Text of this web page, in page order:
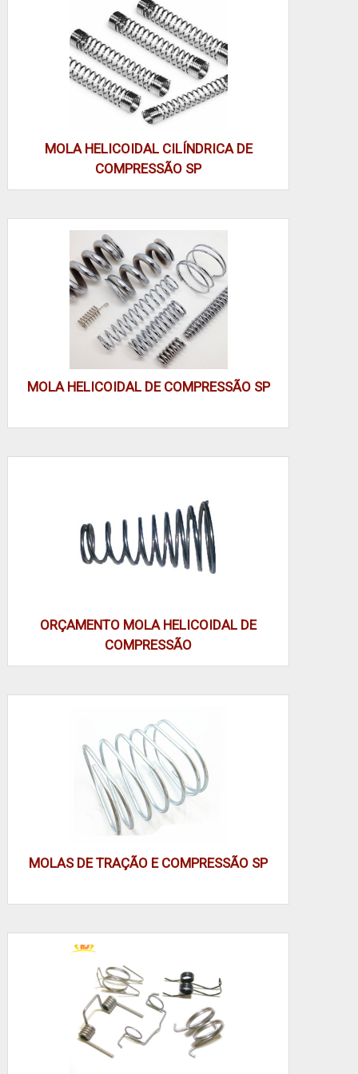
PRINCIPAIS APLICAÇÕES E
AMBIENTES DE USO
A mola de compressão aparece em equipamentos
que exigem absorção de impacto, retorno controlado
facilita escolha por material, tratamento e capacidade
de carga imediatamente.
SELEÇÃO
Em linha automotiva e industrial, molas trabalham em
suspensão de bancos, mecanismos de travamento e
elementos de retorno em válvulas. Em aplicações de
carga elevada, é comum especificar projeto para
esforço pesada e testar fadiga com ciclos
representativos; isso garante capacidade de carga e
vida útil esperada. Exemplo: mola para amortecedor
de porta em caminhão, validada para 200.000 ciclos.
Em eletrônica de potência e equipamentos médicos,
Em serralheria e ferramentas com serra guiada,
molas em aço inox evitam corrosão; inox também
facilita limpeza e conformidade sanitária em centros
de produção.
ambiente: corrosivo, úmido ou com partículas
projetos verde exigem materiais recicláveis e
ambiente operacional reduz retrabalhos e paradas
não planejadas.
Automotivo: suspensão, travas, retorno de pedal
Industrial: válvulas, prensas, amortecedores de
Eletrônica e médico: contatos, micro-mecanismos,
Escolha material e tratamento conforme exposição:
inox para corrosão, tratamentos térmicos para
durabilidade e opções verdes para reciclagem.
Mapeie ambiente, ciclo e exigência de carga antes
da seleção; isso transforma especificação em
desempenho previsível e manutenção reduzida.
MOLA HELICOIDAL CILÍNDRICA DE
COMPRESSÃO SP
MOLA HELICOIDAL DE COMPRESSÃO SP
ORÇAMENTO MOLA HELICOIDAL DE
COMPRESSÃO
MOLAS DE TRAÇÃO E COMPRESSÃO SP